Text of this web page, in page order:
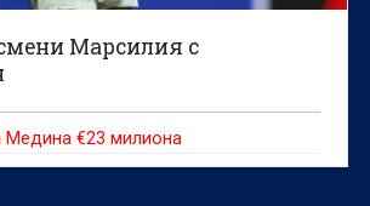
Марсилия с
Медина €23 милиона